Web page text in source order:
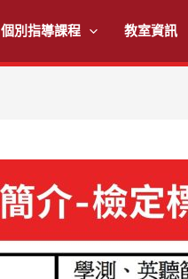
個別指導課程 教室資訊